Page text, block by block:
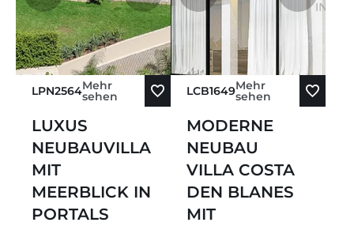
LPN2564Mehr
sehen
LUXUS
NEUBAUVILLA
MIT
MEERBLICK IN
PORTALS
LCB1649Mehr
sehen
MODERNE
NEUBAU
VILLA COSTA
DEN BLANES
MIT